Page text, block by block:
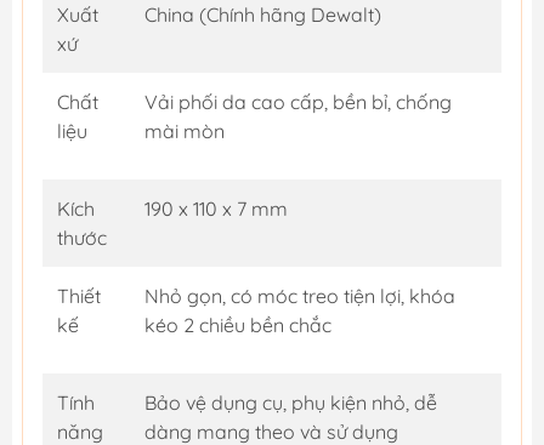
Xuất
xứ
China (Chính hãng Dewalt)
Chất
liệu
Vải phối da cao cấp, bền bỉ, chống
mài mòn
Kích
thước
190 x 110 x 7 mm
Thiết
kế
Nhỏ gọn, có móc treo tiện lợi, khóa
kéo 2 chiều bền chắc
Tính
năng
Bảo vệ dụng cụ, phụ kiện nhỏ, dễ
dàng mang theo và sử dụng